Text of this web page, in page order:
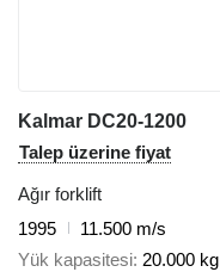
Kalmar DC20-1200
Talep üzerine fiyat
Ağır forklift
1995
11.500 m/s
Yük kapasitesi 20.000 kg